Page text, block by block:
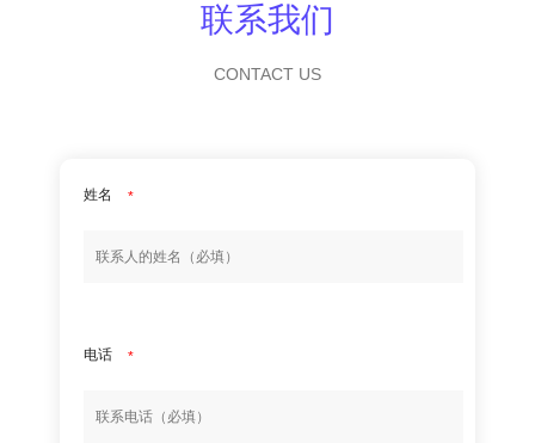
联系我们
CONTACT US
姓名 *
电话 *